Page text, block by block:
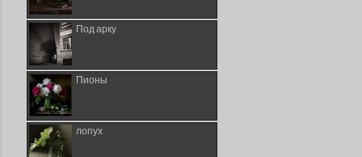
Под арку
Пионы
лопух